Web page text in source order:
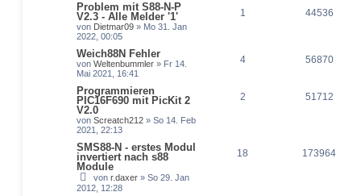
Problem mit S88-N-P
V2.3 - Alle Melder '1'
von Dietmar09 » Mo 31. Jan
2022, 00:05
1 44536
Weich88N Fehler
von Weltenbummler » Fr 14.
Mai 2021, 16:41
4 56870
Programmieren
PIC16F690 mit PicKit 2
V2.0
von Screatch212 » So 14. Feb
2021, 22:13
2 51712
SMS88-N - erstes Modul
invertiert nach s88
Module
von r.daxer » So 29. Jan
2012, 12:28
18 173964